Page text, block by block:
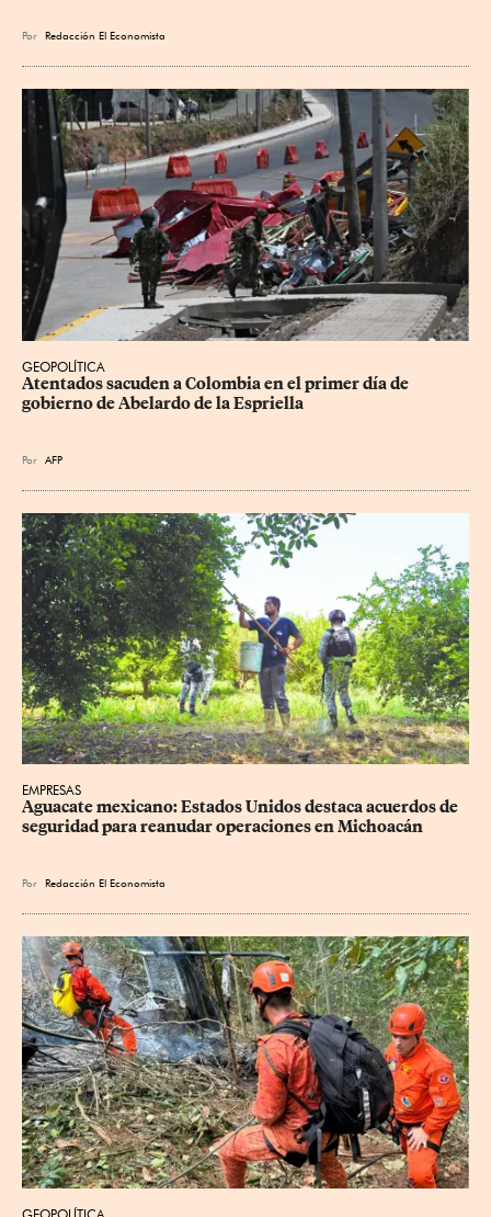
Por Redacción El Economista
GEOPOLÍTICA
Atentados sacuden a Colombia en el primer día de
gobierno de Abelardo de la Espriella
Por AFP
EMPRESAS
Aguacate mexicano: Estados Unidos destaca acuerdos de
seguridad para reanudar operaciones en Michoacán
Por Redacción El Economista